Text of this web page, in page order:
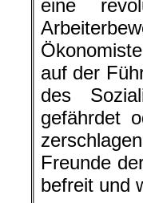
eine
auf der
des
gefährdet
Freunde
befreit und